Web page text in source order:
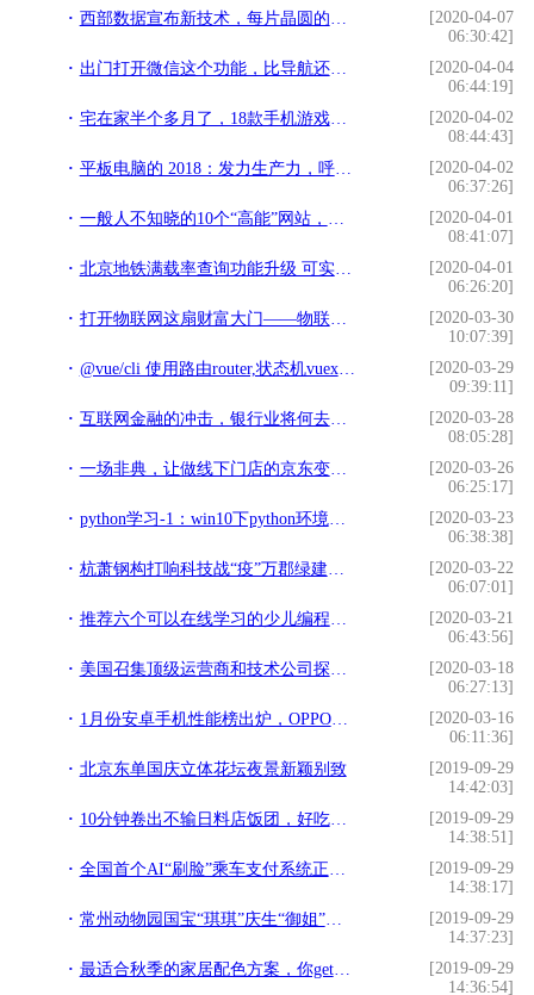
西部数据宣布新技术，每片晶圆的储存容量提高了40%
[2020-04-07
06:30:42]
出门打开微信这个功能，比导航还管用
[2020-04-04
06:44:19]
宅在家半个多月了，18款手机游戏让人轻松一下​
[2020-04-02
08:44:43]
平板电脑的 2018：发力生产力，呼唤新形态
[2020-04-02
06:37:26]
一般人不知晓的10个“高能”网站，学编程和赚钱两不误
[2020-04-01
08:41:07]
北京地铁满载率查询功能升级 可实时显示车厢满载率
[2020-04-01
06:26:20]
打开物联网这扇财富大门——物联网的三种赚钱方式
[2020-03-30
10:07:39]
@vue/cli 使用路由router,状态机vuex,sass, elementUi饿了么组件
[2020-03-29
09:39:11]
互联网金融的冲击，银行业将何去何从——来自银行人的自白
[2020-03-28
08:05:28]
一场非典，让做线下门店的京东变成了今天市值3900亿的京东
[2020-03-26
06:25:17]
python学习-1：win10下python环境配置与pycharm安装激活
[2020-03-23
06:38:38]
杭萧钢构打响科技战“疫”万郡绿建助力远程办公
[2020-03-22
06:07:01]
推荐六个可以在线学习的少儿编程网站，需要的可以收藏
[2020-03-21
06:43:56]
美国召集顶级运营商和技术公司探索Open RAN以取代华为
[2020-03-18
06:27:13]
1月份安卓手机性能榜出炉，OPPO、vivo“高价低配”的印象该变了
[2020-03-16
06:11:36]
北京东单国庆立体花坛夜景新颖别致
[2019-09-29
14:42:03]
10分钟卷出不输日料店饭团，好吃不怕长肉肉，诀窍在于米饭
[2019-09-29
14:38:51]
全国首个AI“刷脸”乘车支付系统正式投入使用
[2019-09-29
14:38:17]
常州动物园国宝“琪琪”庆生“御姐”范十足
[2019-09-29
14:37:23]
最适合秋季的家居配色方案，你get了吗？
[2019-09-29
14:36:54]